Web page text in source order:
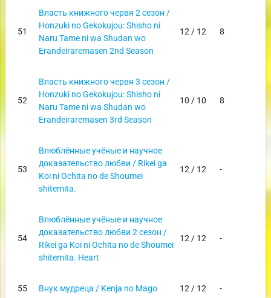
51
Власть книжного червя 2 сезон /
Honzuki no Gekokujou: Shisho ni
Naru Tame ni wa Shudan wo
Erandeiraremasen 2nd Season
12 / 12 8
52
Власть книжного червя 3 сезон /
Honzuki no Gekokujou: Shisho ni
Naru Tame ni wa Shudan wo
Erandeiraremasen 3rd Season
10 / 10 8
53
Влюблённые учёные и научное
доказательство любви / Rikei ga
Koi ni Ochita no de Shoumei
shitemita.
12 / 12 -
54
Влюблённые учёные и научное
доказательство любви 2 сезон /
Rikei ga Koi ni Ochita no de Shoumei
shitemita. Heart
12 / 12 -
55 Внук мудреца / Kenja no Mago 12 / 12 -